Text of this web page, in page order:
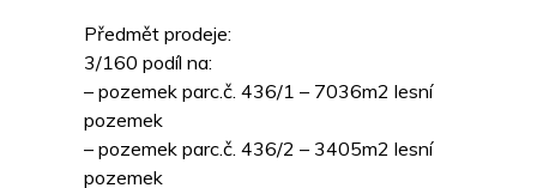
Předmět prodeje:
3/160 podíl na:
– pozemek parc.č. 436/1 – 7036m2 lesní
pozemek
– pozemek parc.č. 436/2 – 3405m2 lesní
pozemek